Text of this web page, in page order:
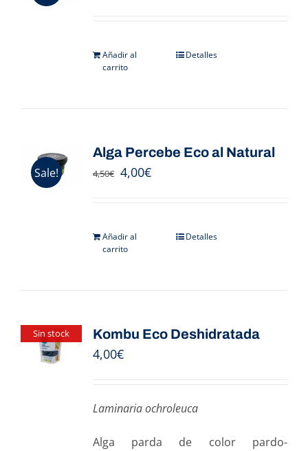
Añadir al
carrito
Detalles
Sale!
Alga Percebe Eco al Natural
4,50€ 4,00€
Añadir al
carrito
Detalles
Sin stock Kombu Eco Deshidratada
4,00€
Laminaria ochroleuca
Alga parda de color pardo-